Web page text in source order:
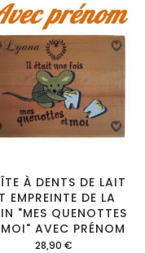
À DENTS DE LAIT
EMPREINTE DE LA
"MES QUENOTTES
AVEC PRÉNOM
Prix
28,90 €